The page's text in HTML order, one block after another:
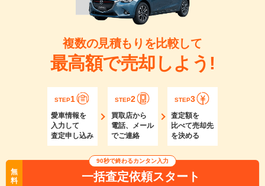
複数の見積もりを比較して
最高額で売却しよう!
STEP1
愛車情報を
入力して
査定申し込み
STEP2
買取店から
電話、メール
でご連絡
STEP3
査定額を
比べて売却先
を決める
無
料
90秒で終わるカンタン入力
一括査定依頼スタート